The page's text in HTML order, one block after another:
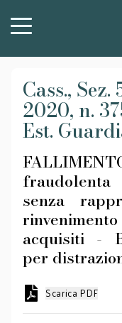
Cass.,
2020, n.
Est.
senza
acquisiti -
per
Scarica PDF